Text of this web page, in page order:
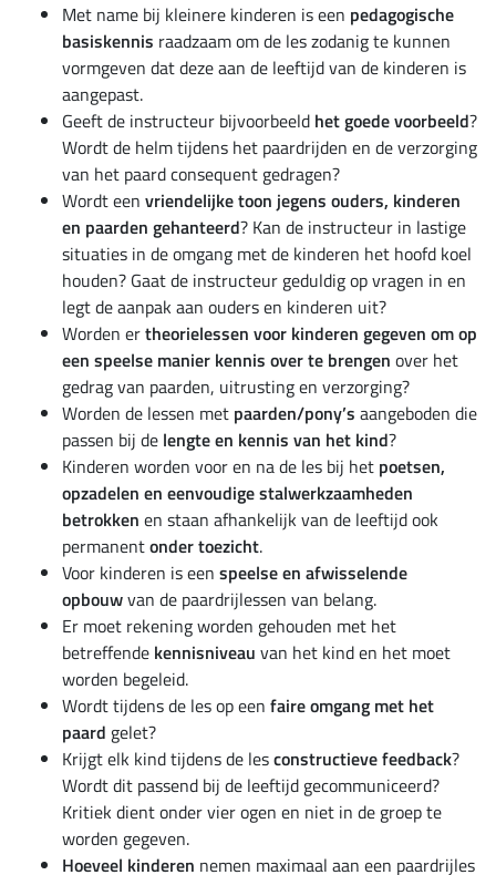
Met name bij kleinere kinderen is een pedagogische
basiskennis raadzaam om de les zodanig te kunnen
vormgeven dat deze aan de leeftijd van de kinderen is
aangepast.
Geeft de instructeur bijvoorbeeld het goede voorbeeld?
Wordt de helm tijdens het paardrijden en de verzorging
van het paard consequent gedragen?
Wordt een vriendelijke toon jegens ouders, kinderen
en paarden gehanteerd? Kan de instructeur in lastige
situaties in de omgang met de kinderen het hoofd koel
houden? Gaat de instructeur geduldig op vragen in en
legt de aanpak aan ouders en kinderen uit?
Worden ertheorielessen voor kinderen gegeven om op
een speelse manier kennis over te brengen over het
gedrag van paarden, uitrusting en verzorging?
Worden de lessen met paarden/pony’s aangeboden die
passen bij de lengte en kennis van het kind?
Kinderen worden voor en na de les bij het poetsen,
opzadelen en eenvoudige stalwerkzaamheden
betrokken en staan afhankelijk van de leeftijd ook
permanentonder toezicht.
Voor kinderen is een speelse en afwisselende
opbouwvan de paardrijlessen van belang.
Er moet rekening worden gehouden met het
betreffende kennisniveau van het kind en het moet
worden begeleid.
Wordt tijdens de les op een faire omgang met het
paard gelet?
Krijgt elk kind tijdens de lesconstructieve feedback?
Wordt dit passend bij de leeftijd gecommuniceerd?
Kritiek dient onder vier ogen en niet in de groep te
worden gegeven.
Hoeveel kinderen nemen maximaal aan een paardrijles